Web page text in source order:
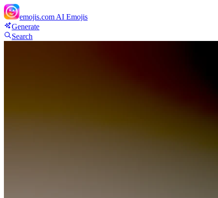
emojis.com AI Emojis
Generate
Search